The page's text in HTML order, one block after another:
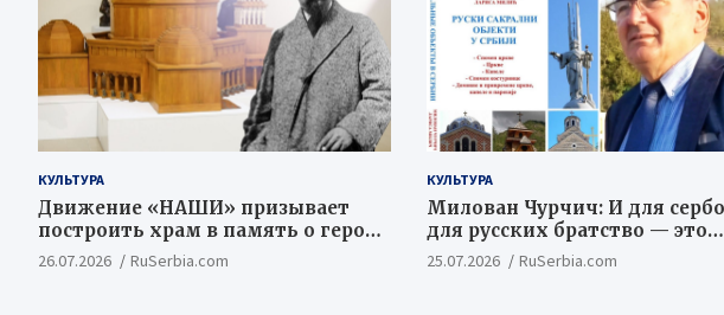
КУЛЬТУРА
Движение «НАШИ» призывает
построить храм в память о героях
Косовской Битвы
26.07.2026 RuSerbia.com
КУЛЬТУРА
Милован Чурчич: И для
для русских братство — это
ценностный и
концепт
25.07.2026 RuSerbia.com